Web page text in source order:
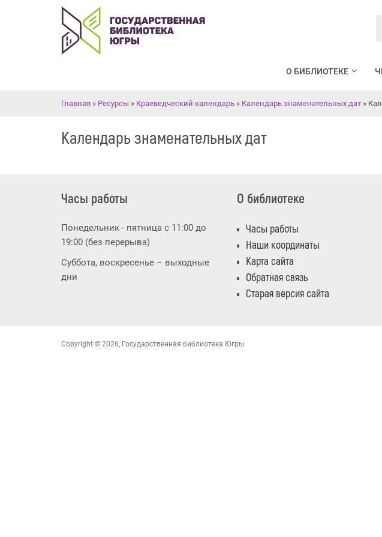
О БИБЛИОТЕКЕ
Вы здесь
Главная » Ресурсы » Краеведческий календарь » Календарь знаменательных дат »
Календарь знаменательных дат
Часы работы
Понедельник - пятница с 11:00 до
19:00 (без перерыва)
Суббота, воскресенье – выходные
дни
О библиотеке
Часы работы
Наши координаты
Карта сайта
Обратная связь
Старая версия сайта
Copyright © 2026, Государственная библиотека Югры